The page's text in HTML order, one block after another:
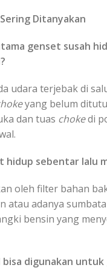
Ditanyakan
genset susah
udara terjebak di
yang belum
dan tuas chokedi
hidup sebentar lalu
oleh filter bahan
atau adanya
bensin yang
bisa digunakan